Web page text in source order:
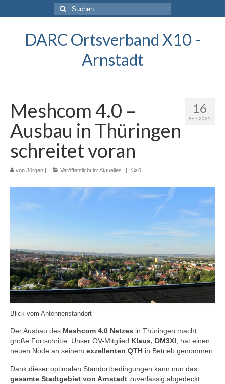
Suchen
nach:
DARC Ortsverband X10 -
Arnstadt
16
SEP. 2025
Meshcom 4.0 –
Ausbau in Thüringen
schreitet voran
von Jürgen | Veröffentlicht in: Aktuelles | 0
Blick vom Antennenstandort
Der Ausbau des Meshcom 4.0 Netzes in Thüringen macht
große Fortschritte. Unser OV-Mitglied Klaus, DM3XI, hat einen
neuen Node an seinem exzellenten QTH in Betrieb genommen.
Dank dieser optimalen Standortbedingungen kann nun das
gesamte Stadtgebiet von Arnstadt zuverlässig abgedeckt